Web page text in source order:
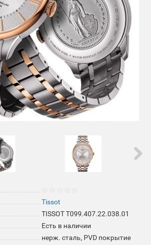
Tissot
TISSOT T099.407.22.038.01
Есть в наличии
нерж. сталь, PVD покрытие